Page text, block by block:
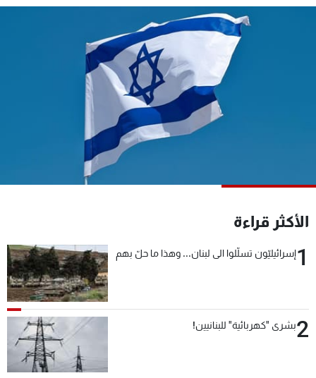
الأكثر قراءة
1إسرائيليّون تسلّلوا الى لبنان... وهذا ما حلّ بهم
2بشرى "كهربائية" للبنانيين!
كأس العالم
عن MTV
لاعلاناتكم
وظائف